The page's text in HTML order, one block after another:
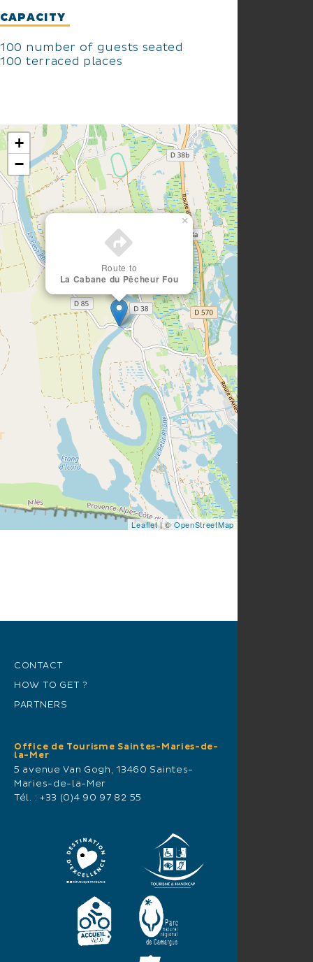
CAPACITY
100 number of guests seated
100 terraced places
Route to
La Cabane du Pêcheur Fou
×
+
−
Leaflet| ©OpenStreetMap
CONTACT
HOW TO GET ?
PARTNERS
Office de Tourisme Saintes-Maries-de-
la-Mer
5 avenue Van Gogh, 13460 Saintes-
Maries-de-la-Mer
Tél. : +33 (0)4 90 97 82 55